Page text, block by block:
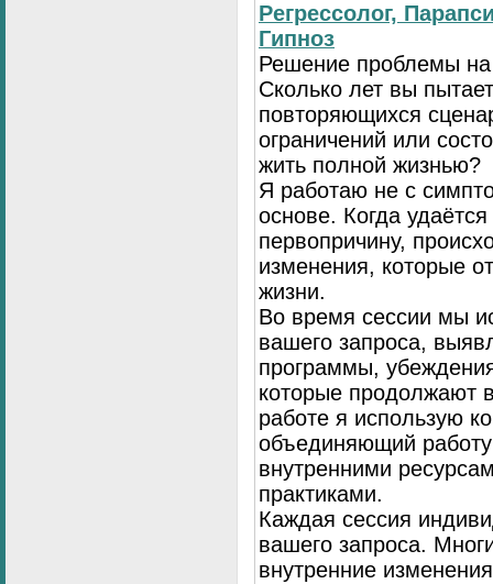
Регрессолог,
Гипноз
Решение проблемы на
Сколько лет вы
повторяющихся
ограничений или
жить полной жизнью?
Я работаю не с
основе. Когда
первопричину,
изменения, которые
жизни.
Во время сессии мы
вашего запроса,
программы,
которые продолжают
работе я использую
объединяющий
внутренними
практиками.
Каждая сессия
вашего запроса.
внутренние